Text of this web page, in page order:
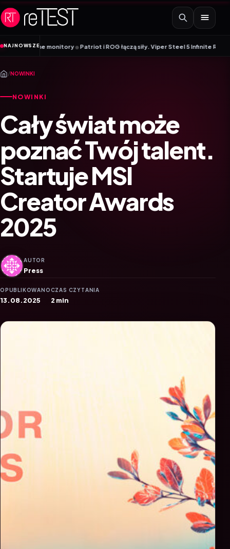
Przejdź do treści
NAJNOWSZE
monitory•Patriot i ROG łączą siły. Viper Steel 5 Infinite RGB DDR5
/NOWINKI
NOWINKI
Cały świat może
poznać Twój talent.
Startuje MSI
Creator Awards
2025
AUTOR
Press
OPUBLIKOWANO
13.08.2025
CZAS CZYTANIA
2 min